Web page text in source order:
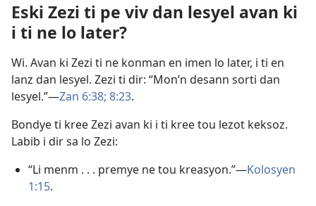
Eski Zezi ti pe viv dan lesyel avan ki
i ti ne lo later?
Wi. Avan ki Zezi ti ne konman en imen lo later, i ti en
lanz dan lesyel. Zezi ti dir: “Mon’n desann sorti dan
lesyel.”​—Zan 6:38; 8:23.
Bondye ti kree Zezi avan ki i ti kree tou lezot keksoz.
Labib i dir sa lo Zezi:
“Li menm . . . premye ne tou kreasyon.”​—Kolosyen
1:15.